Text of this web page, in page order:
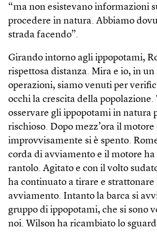
“ma non esistevano informazioni
procedere in natura. Abbiamo
strada facendo”.
Girando intorno agli ippopotami,
rispettosa distanza. Mira e io, in
operazioni, siamo venuti per
occhi la crescita della
osservare gli ippopotami in natura
rischioso. Dopo mezz’ora il motore
improvvisamente si è spento.
corda di avviamento e il motore ha
rantolo. Agitato e con il volto
ha continuato a tirare e strattonare
avviamento. Intanto la barca si
gruppo di ippopotami, che si sono
noi. Wilson ha ricambiato lo